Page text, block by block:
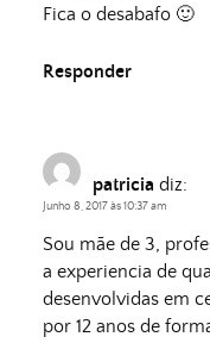
Fica o desabafo 🙂
Responder
patricia diz:
Junho 8, 2017 às 10:37 am
Sou mãe de 3,
a experiencia de
desenvolvidas em
por 12 anos de